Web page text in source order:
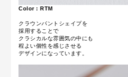
Color : RTM
クラウンパントシェイプを
採用することで
クラシカルな雰囲気の中にも
程よい個性を感じさせる
デザインになっています。